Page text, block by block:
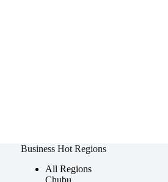
Business Hot Regions
All Regions